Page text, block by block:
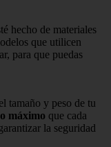
hecho de materiales
que utilicen
para que puedas
tamaño y peso de tu
máximo que cada
la seguridad